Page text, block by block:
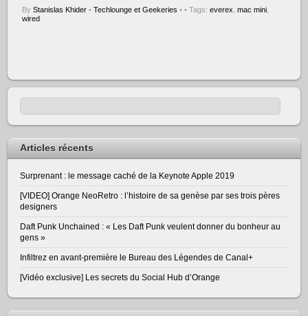
ByStanislas Khider • Techlounge et Geekeries • • Tags:everex,mac mini,
wired
Articles récents
Surprenant : le message caché de la Keynote Apple 2019
[VIDEO] Orange NeoRetro : l’histoire de sa genèse par ses trois pères
designers
Daft Punk Unchained : « Les Daft Punk veulent donner du bonheur au
gens »
Infiltrez en avant-première le Bureau des Légendes de Canal+
[Vidéo exclusive] Les secrets du Social Hub d’Orange